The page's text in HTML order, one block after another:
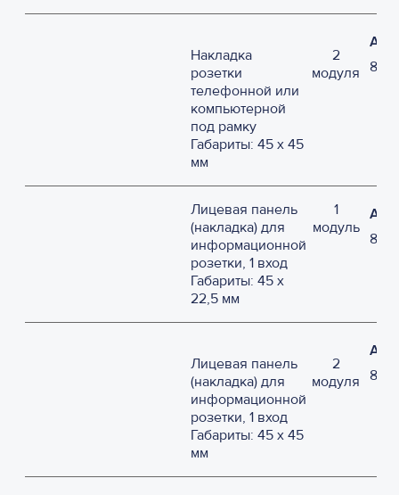
Накладка
розетки
телефонной или
компьютерной
под рамку
Габариты: 45 х 45
мм
2
модуля
Лицевая панель
(накладка) для
информационной
розетки, 1 вход
Габариты: 45 х
22,5 мм
1
модуль
Лицевая панель
(накладка) для
информационной
розетки, 1 вход
Габариты: 45 х 45
мм
2
модуля